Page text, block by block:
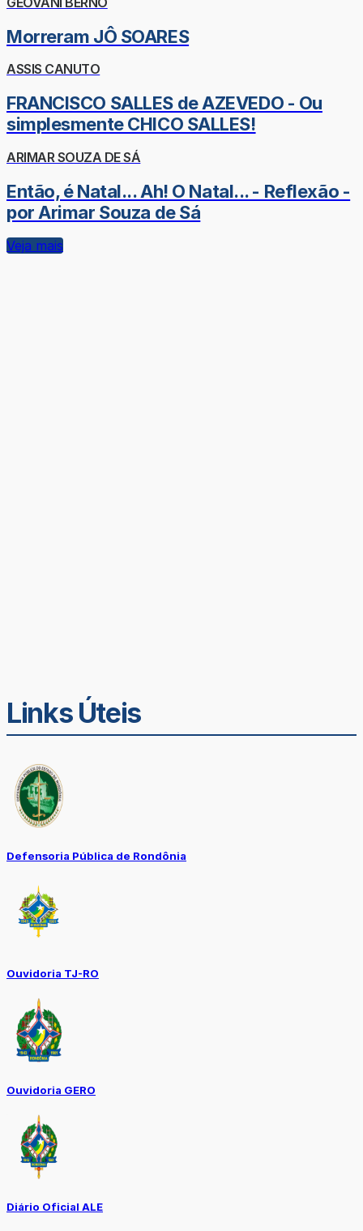
Morreram JÔ SOARES
ASSIS CANUTO
FRANCISCO SALLES de AZEVEDO - Ou
simplesmente CHICO SALLES!
ARIMAR SOUZA DE SÁ
Então, é Natal... Ah! O Natal... - Reflexão -
por Arimar Souza de Sá
Veja mais
Links Úteis
Defensoria Pública de Rondônia
Ouvidoria TJ-RO
Ouvidoria GERO
Diário Oficial ALE